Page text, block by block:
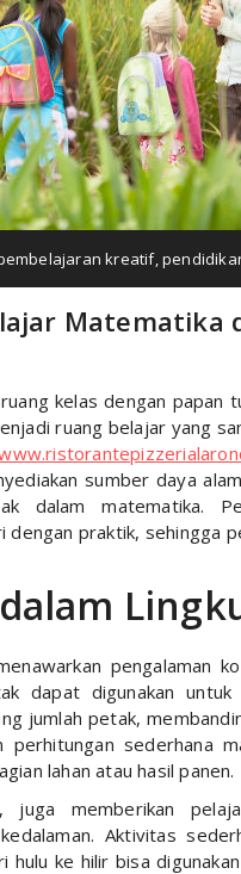
kreatif,
Matematika
kelas dengan papan
ruang belajar yang
sumber daya
dalam matematika.
praktik, sehingga
pengalaman
dapat digunakan untuk
jumlah petak,
sederhana
lahan atau hasil panen.
juga memberikan
Aktivitas
ke hilir bisa